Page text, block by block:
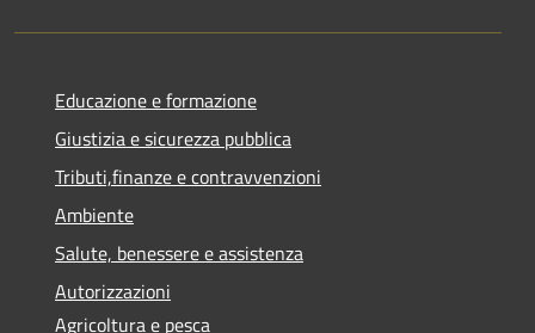
Educazione e formazione
Giustizia e sicurezza pubblica
Tributi,finanze e contravvenzioni
Ambiente
Salute, benessere e assistenza
Autorizzazioni
Agricoltura e pesca